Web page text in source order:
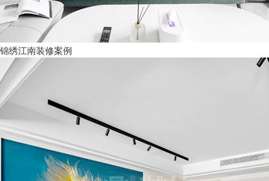
锦绣江南装修案例